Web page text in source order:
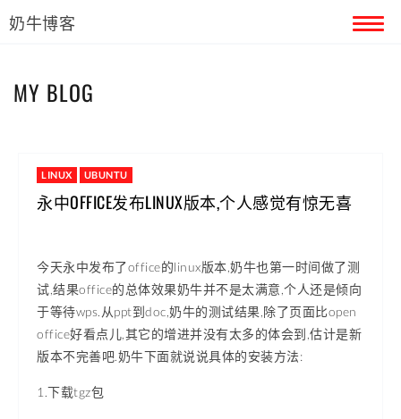
奶牛博客
MY BLOG
LINUX UBUNTU
永中OFFICE发布LINUX版本,个人感觉有惊无喜
今天永中发布了office的linux版本,奶牛也第一时间做了测
试,结果office的总体效果奶牛并不是太满意,个人还是倾向
于等待wps.从ppt到doc,奶牛的测试结果,除了页面比open
office好看点儿,其它的增进并没有太多的体会到,估计是新
版本不完善吧.奶牛下面就说说具体的安装方法:
1.下载tgz包